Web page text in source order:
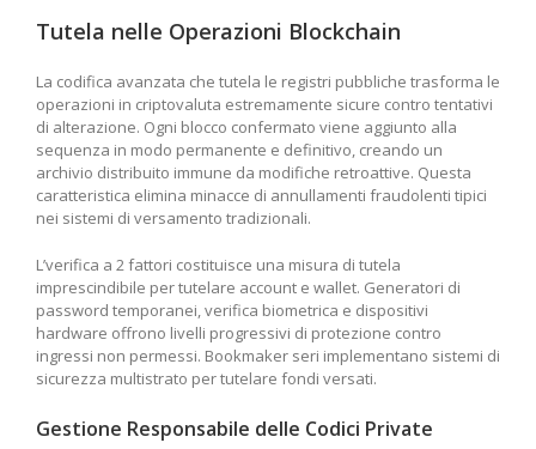
Tutela nelle Operazioni Blockchain
La codifica avanzata che tutela le registri pubbliche trasforma le
operazioni in criptovaluta estremamente sicure contro tentativi
di alterazione. Ogni blocco confermato viene aggiunto alla
sequenza in modo permanente e definitivo, creando un
archivio distribuito immune da modifiche retroattive. Questa
caratteristica elimina minacce di annullamenti fraudolenti tipici
nei sistemi di versamento tradizionali.
L’verifica a 2 fattori costituisce una misura di tutela
imprescindibile per tutelare account e wallet. Generatori di
password temporanei, verifica biometrica e dispositivi
hardware offrono livelli progressivi di protezione contro
ingressi non permessi. Bookmaker seri implementano sistemi di
sicurezza multistrato per tutelare fondi versati.
Gestione Responsabile delle Codici Private